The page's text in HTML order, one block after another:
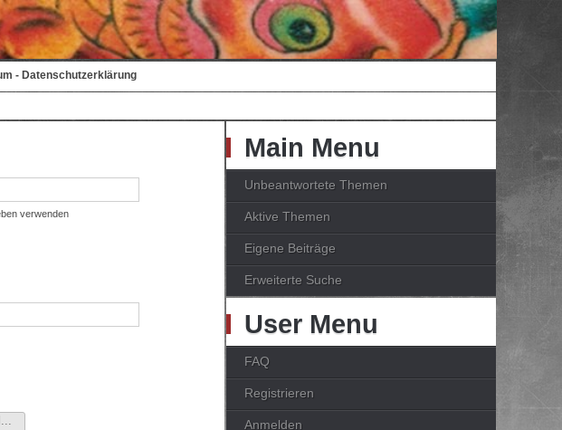
- Datenschutzerklärung
verwenden
Main Menu
Unbeantwortete Themen
Aktive Themen
Eigene Beiträge
Erweiterte Suche
User Menu
FAQ
Registrieren
Anmelden